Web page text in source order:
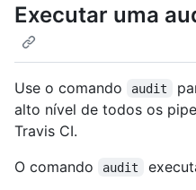
Executar uma
Use o comando audit
alto nível de todos os
Travis CI.
O comando
audit